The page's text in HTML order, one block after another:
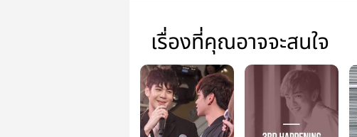
เรื่องที่คุณอาจจะสนใจ